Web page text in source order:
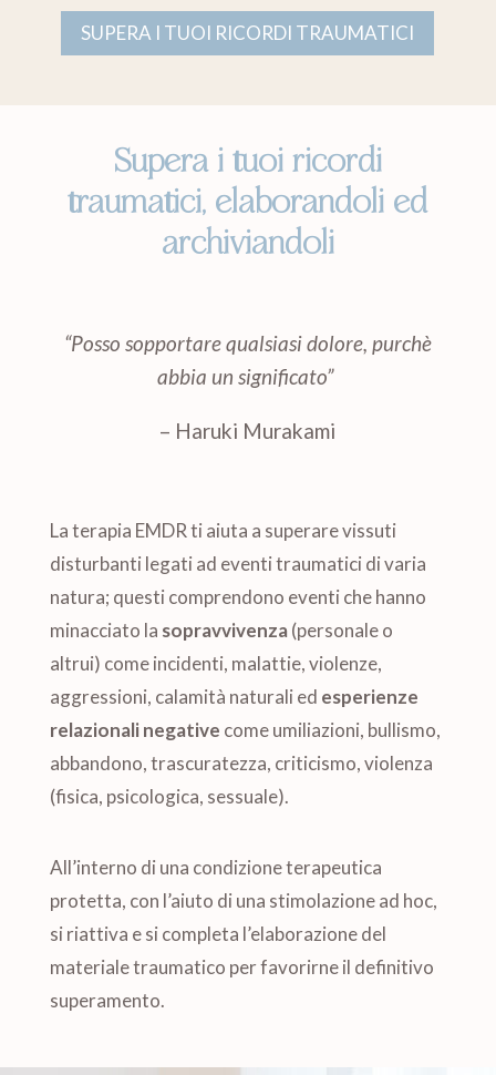
SUPERA I TUOI RICORDI TRAUMATICI
Supera i tuoi ricordi
traumatici, elaborandoli ed
archiviandoli
“Posso sopportare qualsiasi dolore, purchè
abbia un significato”
– Haruki Murakami
La terapia EMDR ti aiuta a superare vissuti
disturbanti legati ad eventi traumatici di varia
natura; questi comprendono eventi che hanno
minacciato la sopravvivenza(personale o
altrui) come incidenti, malattie, violenze,
aggressioni, calamità naturali ed esperienze
relazionali negative come umiliazioni, bullismo,
abbandono, trascuratezza, criticismo, violenza
(fisica, psicologica, sessuale).
All’interno di una condizione terapeutica
protetta, con l’aiuto di una stimolazione ad hoc,
si riattiva e si completa l’elaborazione del
materiale traumatico per favorirne il definitivo
superamento.